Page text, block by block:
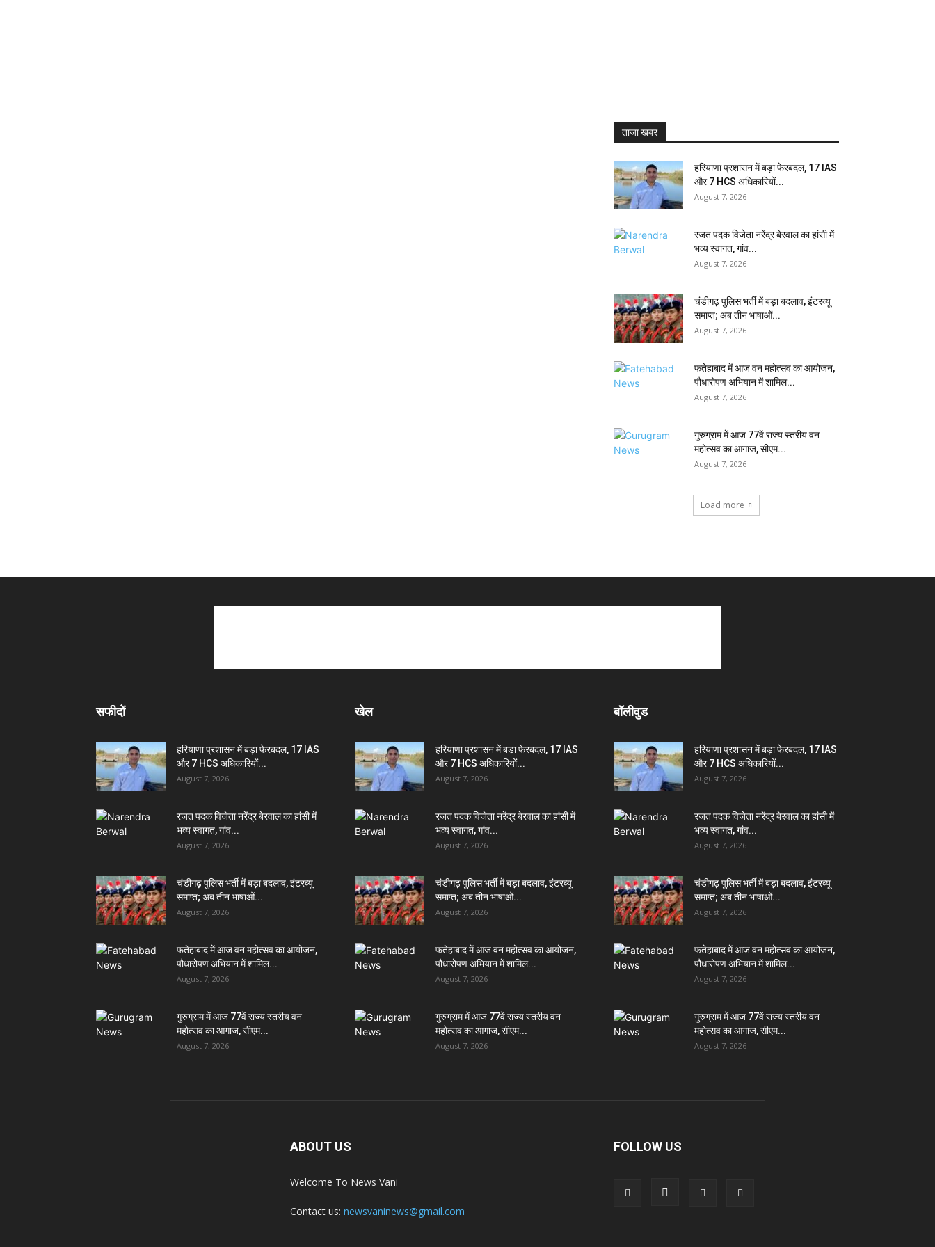
ताजा खबर
हरियाणा प्रशासन में बड़ा फेरबदल, 17 IAS
और 7 HCS अधिकारियों...
August 7, 2026
रजत पदक विजेता नरेंद्र बेरवाल का हांसी में
भव्य स्वागत, गांव...
August 7, 2026
चंडीगढ़ पुलिस भर्ती में बड़ा बदलाव, इंटरव्यू
समाप्त; अब तीन भाषाओं...
August 7, 2026
फतेहाबाद में आज वन महोत्सव का आयोजन,
पौधारोपण अभियान में शामिल...
August 7, 2026
गुरुग्राम में आज 77वें राज्य स्तरीय वन
महोत्सव का आगाज, सीएम...
August 7, 2026
Load more
सफीदों
हरियाणा प्रशासन में बड़ा फेरबदल, 17 IAS
और 7 HCS अधिकारियों...
August 7, 2026
रजत पदक विजेता नरेंद्र बेरवाल का हांसी में
भव्य स्वागत, गांव...
August 7, 2026
चंडीगढ़ पुलिस भर्ती में बड़ा बदलाव, इंटरव्यू
समाप्त; अब तीन भाषाओं...
August 7, 2026
फतेहाबाद में आज वन महोत्सव का आयोजन,
पौधारोपण अभियान में शामिल...
August 7, 2026
गुरुग्राम में आज 77वें राज्य स्तरीय वन
महोत्सव का आगाज, सीएम...
August 7, 2026
खेल
हरियाणा प्रशासन में बड़ा फेरबदल, 17 IAS
और 7 HCS अधिकारियों...
August 7, 2026
रजत पदक विजेता नरेंद्र बेरवाल का हांसी में
भव्य स्वागत, गांव...
August 7, 2026
चंडीगढ़ पुलिस भर्ती में बड़ा बदलाव, इंटरव्यू
समाप्त; अब तीन भाषाओं...
August 7, 2026
फतेहाबाद में आज वन महोत्सव का आयोजन,
पौधारोपण अभियान में शामिल...
August 7, 2026
गुरुग्राम में आज 77वें राज्य स्तरीय वन
महोत्सव का आगाज, सीएम...
August 7, 2026
बॉलीवुड
हरियाणा प्रशासन में बड़ा फेरबदल, 17 IAS
और 7 HCS अधिकारियों...
August 7, 2026
रजत पदक विजेता नरेंद्र बेरवाल का हांसी में
भव्य स्वागत, गांव...
August 7, 2026
चंडीगढ़ पुलिस भर्ती में बड़ा बदलाव, इंटरव्यू
समाप्त; अब तीन भाषाओं...
August 7, 2026
फतेहाबाद में आज वन महोत्सव का आयोजन,
पौधारोपण अभियान में शामिल...
August 7, 2026
गुरुग्राम में आज 77वें राज्य स्तरीय वन
महोत्सव का आगाज, सीएम...
August 7, 2026
ABOUT US
Welcome To News Vani
Contact us: newsvaninews@gmail.com
FOLLOW US